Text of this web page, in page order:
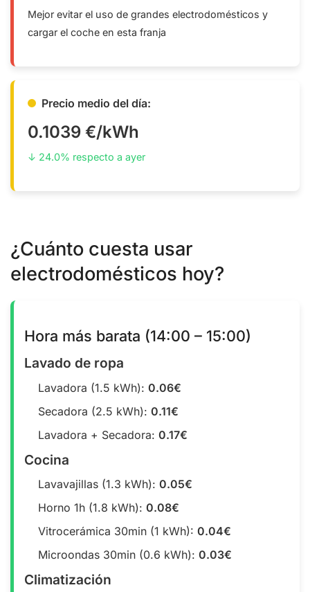
Mejor evitar el uso de grandes electrodomésticos y
cargar el coche en esta franja
Precio medio del día:
0.1039 €/kWh
↓ 24.0% respecto a ayer
¿Cuánto cuesta usar
electrodomésticos hoy?
Hora más barata (14:00 – 15:00)
Lavado de ropa
Lavadora (1.5 kWh): 0.06€
Secadora (2.5 kWh): 0.11€
Lavadora + Secadora: 0.17€
Cocina
Lavavajillas (1.3 kWh): 0.05€
Horno 1h (1.8 kWh): 0.08€
Vitrocerámica 30min (1 kWh): 0.04€
Microondas 30min (0.6 kWh): 0.03€
Climatización